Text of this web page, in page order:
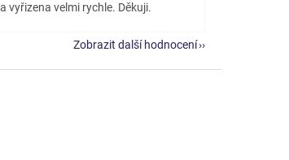
vyřizena velmi rychle. Děkuji.
Zobrazit další hodnocení